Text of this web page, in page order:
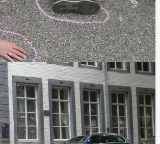
tijdstip
af te rekenen? Voor € 13,50 per
het drankarrangement, waarbij u
en thee. En…zo komt u ook